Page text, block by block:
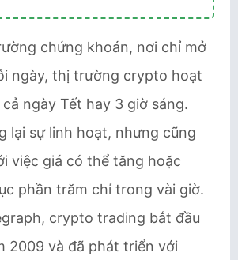
chứng khoán, nơi chỉ mở
ngày, thị trường crypto hoạt
ngày Tết hay 3 giờ sáng.
lại sự linh hoạt, nhưng cũng
việc giá có thể tăng hoặc
phần trăm chỉ trong vài giờ.
crypto trading bắt đầu
2009 và đã phát triển với